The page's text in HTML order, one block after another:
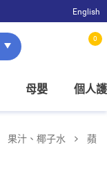
English
0
母嬰 個人
果汁、椰子水
蘋